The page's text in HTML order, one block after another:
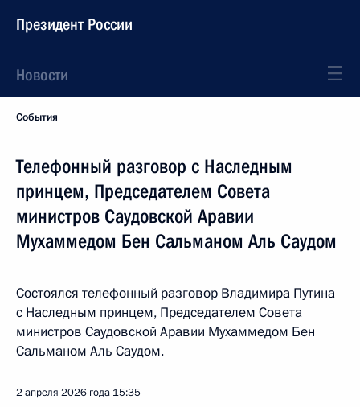
Президент России
Новости
События
Телефонный разговор с Наследным
принцем, Председателем Совета
министров Саудовской Аравии
Мухаммедом Бен Сальманом Аль Саудом
Состоялся телефонный разговор Владимира Путина
с Наследным принцем, Председателем Совета
министров Саудовской Аравии Мухаммедом Бен
Сальманом Аль Саудом.
2 апреля 2026 года 15:35